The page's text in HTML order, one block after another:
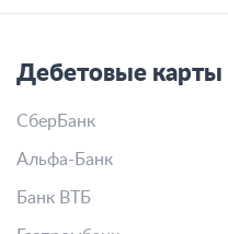
СберБанк
Альфа-Банк
Банк ВТБ